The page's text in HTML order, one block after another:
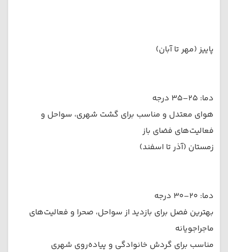
پاییز (مهر تا آبان)
دما: ۲۵–۳۵ درجه
هوای معتدل و مناسب برای گشت شهری، سواحل و
فعالیت‌های فضای باز
زمستان (آذر تا اسفند)
دما: ۲۰–۳۰ درجه
بهترین فصل برای بازدید از سواحل، صحرا و فعالیت‌های
ماجراجویانه
مناسب برای گردش خانوادگی و پیاده‌روی شهری